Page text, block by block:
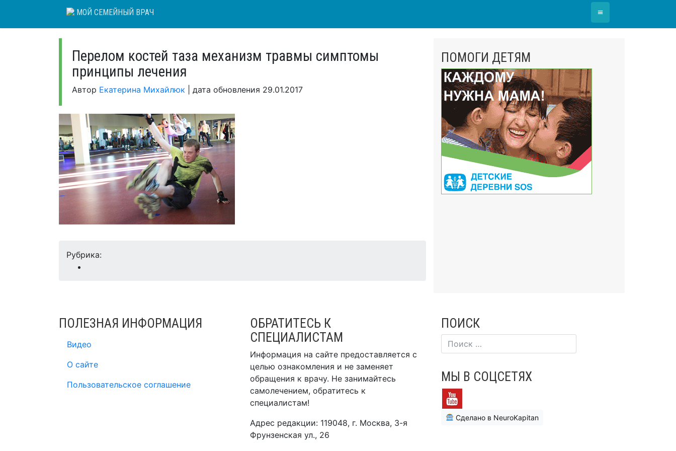
content
МОЙ СЕМЕЙНЫЙ ВРАЧ ≡
Перелом костей таза механизм травмы симптомы
принципы лечения
Автор Екатерина Михайлюк дата обновления 29.01.2017
Рубрика:
ПОМОГИ ДЕТЯМ
ПОЛЕЗНАЯ ИНФОРМАЦИЯ
Видео
О сайте
Пользовательское соглашение
ОБРАТИТЕСЬ К
СПЕЦИАЛИСТАМ
Информация на сайте предоставляется с
целью ознакомления и не заменяет
обращения к врачу. Не занимайтесь
самолечением, обратитесь к
специалистам!
Адрес редакции: 119048, г. Москва, 3-я
Фрунзенская ул., 26
ПОИСК
МЫ В СОЦСЕТЯХ
Сделано в NeuroKapitan